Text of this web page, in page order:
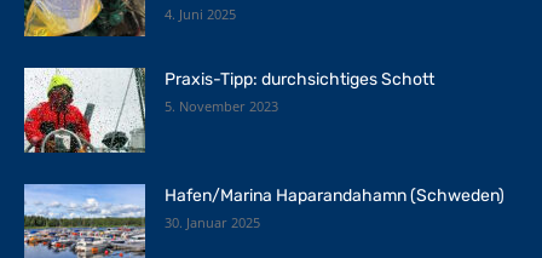
4. Juni 2025
Praxis-Tipp: durchsichtiges Schott
5. November 2023
Hafen/Marina Haparandahamn (Schweden)
30. Januar 2025